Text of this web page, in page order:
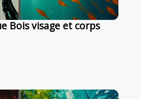
Bois visage et corps